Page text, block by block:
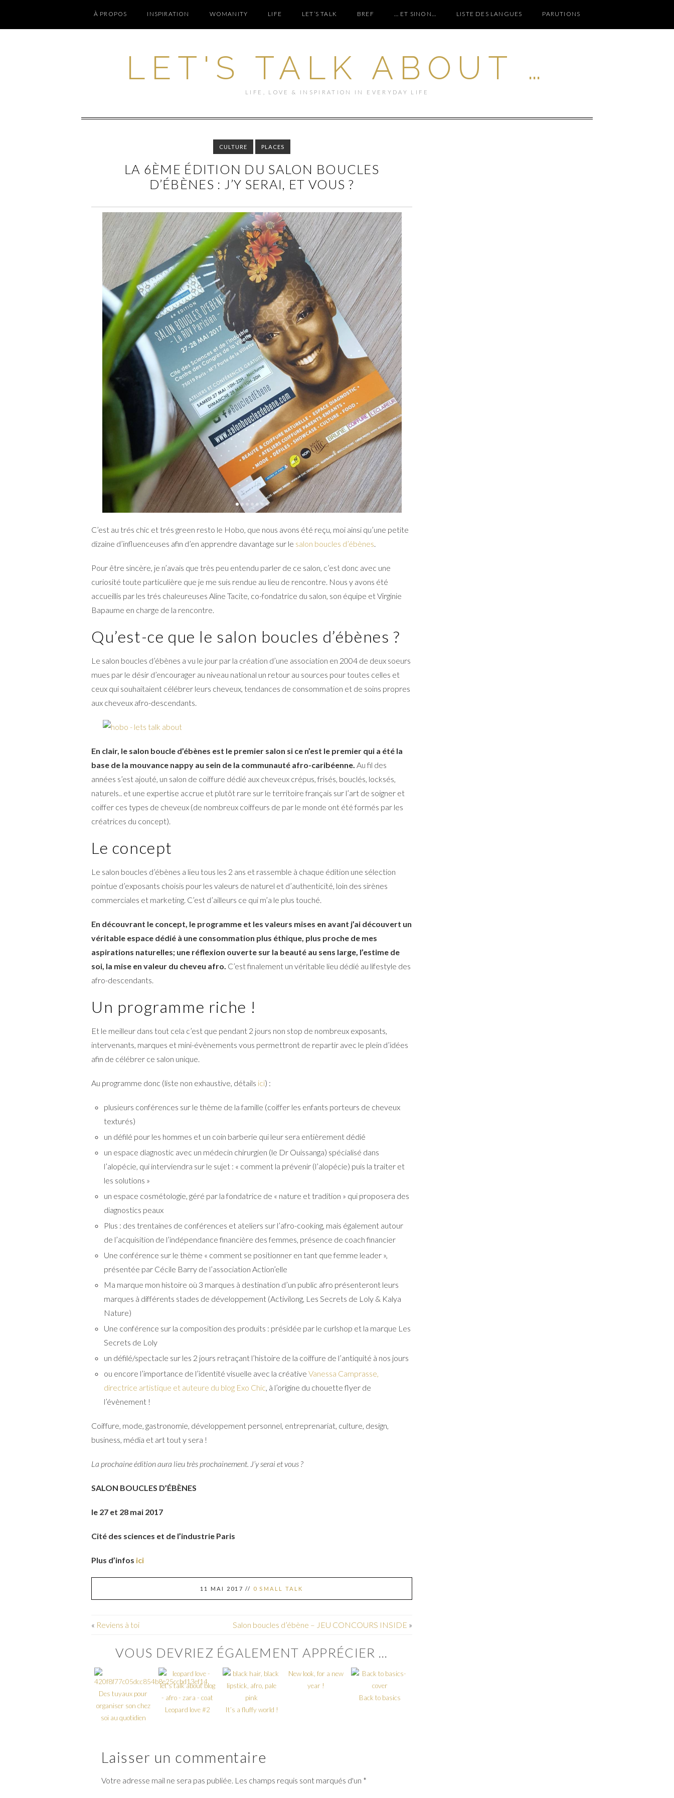
À PROPOS INSPIRATION WOMANITY LIFE LET’S TALK BREF … ET SINON… LISTE DES LANGUES PARUTIONS
LET'S TALK ABOUT …
LIFE, LOVE & INSPIRATION IN EVERYDAY LIFE
CULTURE PLACES
LA 6ÈME ÉDITION DU SALON BOUCLES
D’ÉBÈNES : J’Y SERAI, ET VOUS ?
C’est au trés chic et trés green resto le Hobo, que nous avons été reçu, moi ainsi qu’une petite
dizaine d’influenceuses afin d’en apprendre davantage sur le salon boucles d’ébènes.
Pour être sincère, je n’avais que très peu entendu parler de ce salon, c’est donc avec une
curiosité toute particulière que je me suis rendue au lieu de rencontre. Nous y avons été
accueillis par les trés chaleureuses Aline Tacite, co-fondatrice du salon, son équipe et Virginie
Bapaume en charge de la rencontre.
Qu’est-ce que le salon boucles d’ébènes ?
Le salon boucles d’ébènes a vu le jour par la création d’une association en 2004 de deux soeurs
mues par le désir d’encourager au niveau national un retour au sources pour toutes celles et
ceux qui souhaitaient célébrer leurs cheveux, tendances de consommation et de soins propres
aux cheveux afro-descendants.
En clair, le salon boucle d’ébènes est le premier salon si ce n’est le premier qui a été la
base de la mouvance nappy au sein de la communauté afro-caribéenne. Au fil des
années s’est ajouté, un salon de coiffure dédié aux cheveux crépus, frisés, bouclés, locksés,
naturels.. et une expertise accrue et plutôt rare sur le territoire français sur l’art de soigner et
coiffer ces types de cheveux (de nombreux coiffeurs de par le monde ont été formés par les
créatrices du concept).
Le concept
Le salon boucles d’ébènes a lieu tous les 2 ans et rassemble à chaque édition une sélection
pointue d’exposants choisis pour les valeurs de naturel et d’authenticité, loin des sirènes
commerciales et marketing. C’est d’ailleurs ce qui m’a le plus touché.
En découvrant le concept, le programme et les valeurs mises en avant j’ai découvert un
véritable espace dédié à une consommation plus éthique, plus proche de mes
aspirations naturelles; une réflexion ouverte sur la beauté au sens large, l’estime de
soi, la mise en valeur du cheveu afro. C’est finalement un véritable lieu dédié au lifestyle des
afro-descendants.
Un programme riche !
Et le meilleur dans tout cela c’est que pendant 2 jours non stop de nombreux exposants,
intervenants, marques et mini-évènements vous permettront de repartir avec le plein d’idées
afin de célébrer ce salon unique.
Au programme donc (liste non exhaustive, détails ici) :
plusieurs conférences sur le thème de la famille (coiffer les enfants porteurs de cheveux
texturés)
un défilé pour les hommes et un coin barberie qui leur sera entièrement dédié
un espace diagnostic avec un médecin chirurgien (le Dr Ouissanga) spécialisé dans
l’alopécie, qui interviendra sur le sujet : « comment la prévenir (l’alopécie) puis la traiter et
les solutions »
un espace cosmétologie, géré par la fondatrice de « nature et tradition » qui proposera des
diagnostics peaux
Plus : des trentaines de conférences et ateliers sur l’afro-cooking, mais également autour
de l’acquisition de l’indépendance financière des femmes, présence de coach financier
Une conférence sur le thème « comment se positionner en tant que femme leader »,
présentée par Cécile Barry de l’association Action’elle
Ma marque mon histoire où 3 marques à destination d’un public afro présenteront leurs
marques à différents stades de développement (Activilong, Les Secrets de Loly & Kalya
Nature)
Une conférence sur la composition des produits : présidée par le curlshop et la marque Les
Secrets de Loly
un défilé/spectacle sur les 2 jours retraçant l’histoire de la coiffure de l’antiquité à nos jours
ou encore l’importance de l’identité visuelle avec la créative Vanessa Camprasse,
directrice artistique et auteure du blog Exo Chic, à l’origine du chouette flyer de
l’évènement !
Coiffure, mode, gastronomie, développement personnel, entreprenariat, culture, design,
business, média et art tout y sera !
La prochaine édition aura lieu très prochainement. J’y serai et vous ?
SALON BOUCLES D’ÉBÈNES
le 27 et 28 mai 2017
Cité des sciences et de l’industrie Paris
Plus d’infos ici
11 MAI 2017 // 0 SMALL TALK
« Reviens à toi Salon boucles d’ébène – JEU CONCOURS INSIDE »
VOUS DEVRIEZ ÉGALEMENT APPRÉCIER ...
Des tuyaux pour
organiser son chez
soi au quotidien
Leopard love #2 It’s a fluffy world !
New look, for a new
year !
Back to basics
Laisser un commentaire
Votre adresse mail ne sera pas publiée. Les champs requis sont marqués d'un *